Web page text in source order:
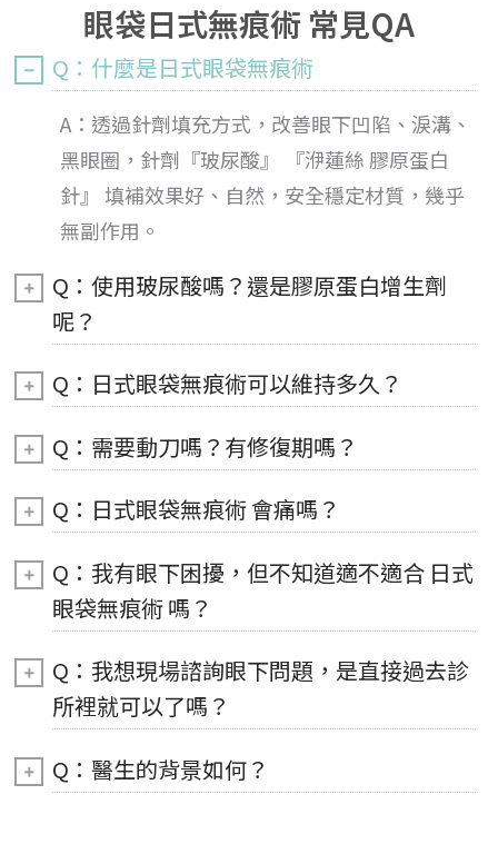
眼袋日式無痕術 常見QA
Q：什麼是日式眼袋無痕術
A：透過針劑填充方式，改善眼下凹陷、淚溝、
黑眼圈，針劑『玻尿酸』 『洢蓮絲 膠原蛋白
針』 填補效果好、自然，安全穩定材質，幾乎
無副作用。
Q：使用玻尿酸嗎？還是膠原蛋白增生劑
呢？
Q：日式眼袋無痕術可以維持多久？
Q：需要動刀嗎？有修復期嗎？
Q：日式眼袋無痕術 會痛嗎？
Q：我有眼下困擾，但不知道適不適合 日式
眼袋無痕術 嗎？
Q：我想現場諮詢眼下問題，是直接過去診
所裡就可以了嗎？
Q：醫生的背景如何？